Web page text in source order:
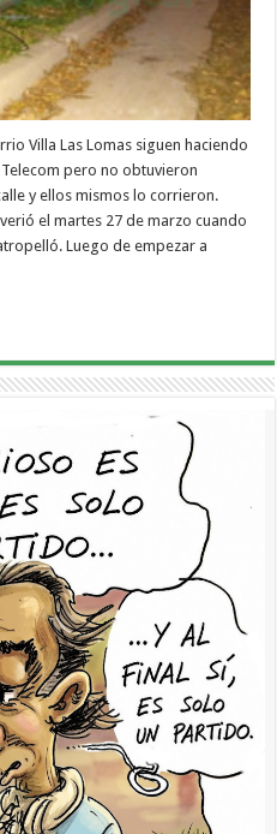
Villa Las Lomas siguen haciendo
pero no obtuvieron
y ellos mismos lo corrieron.
el martes 27 de marzo cuando
Luego de empezar a